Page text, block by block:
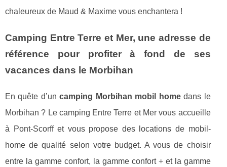
chaleureux de Maud & Maxime vous enchantera !
Camping Entre Terre et Mer, une adresse de
référence pour profiter à fond de ses
vacances dans le Morbihan
En quête d’uncamping Morbihan mobil homedans le
Morbihan ? Le camping Entre Terre et Mer vous accueille
à Pont-Scorff et vous propose des locations de mobil-
home de qualité selon votre budget. A vous de choisir
entre la gamme confort, la gamme confort + et la gamme